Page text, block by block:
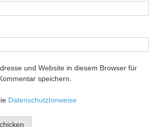
und Website in diesem Browser für
speichern.
Datenschutzhinweise